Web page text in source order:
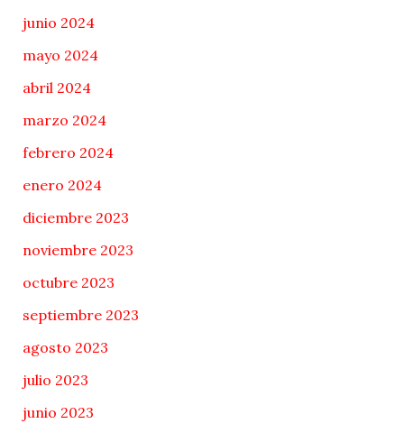
junio 2024
mayo 2024
abril 2024
marzo 2024
febrero 2024
enero 2024
diciembre 2023
noviembre 2023
octubre 2023
septiembre 2023
agosto 2023
julio 2023
junio 2023